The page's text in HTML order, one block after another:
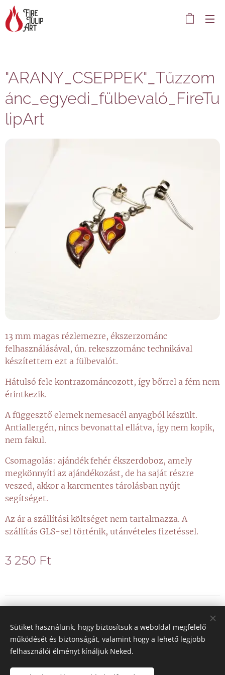
"ARANY_CSEPPEK"_Tűzzom
ánc_egyedi_fülbevaló_FireTu
lipArt
13 mm magas rézlemezre, ékszerzománc
felhasználásával, ún. rekeszzománc technikával
készítettem ezt a fülbevalót.
Hátulsó fele kontrazománcozott, így bőrrel a fém nem
érintkezik.
A függesztő elemek nemesacél anyagból készült.
Antiallergén, nincs bevonattal ellátva, így nem kopik,
nem fakul.
Csomagolás: ajándék fehér ékszerdoboz, amely
megkönnyíti az ajándékozást, de ha saját részre
veszed, akkor a karcmentes tárolásban nyújt
segítséget.
Az ár a szállítási költséget nem tartalmazza. A
szállítás GLS-sel történik, utánvételes fizetéssel.
3 250 Ft
Sütik
Nyelvek
Magyar
Deutsch
Sütiket használunk, hogy biztosítsuk a weboldal megfelelő
működését és biztonságát, valamint hogy a lehető legjobb
felhasználói élményt kínáljuk Neked.